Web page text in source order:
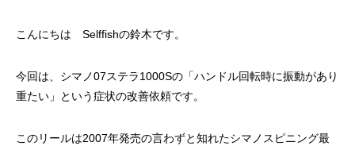
2024.06.23
こんにちは Selffishの鈴木です。
今回は、シマノ07ステラ1000Sの「ハンドル回転時に振動があり
重たい」という症状の改善依頼です。
このリールは2007年発売の言わずと知れたシマノスピニング最